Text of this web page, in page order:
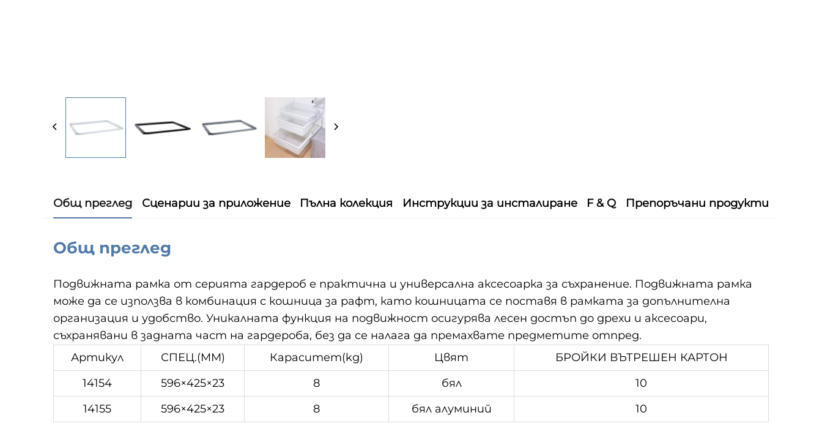
Общ преглед Сценарии за приложение Пълна колекция Инструкции за инсталиране F & Q Препоръчани продукти
Общ преглед
Подвижната рамка от серията гардероб е практична и универсална аксесоарка за съхранение. Подвижната рамка
може да се използва в комбинация с кошница за рафт, като кошницата се поставя в рамката за допълнителна
организация и удобство. Уникалната функция на подвижност осигурява лесен достъп до дрехи и аксесоари,
съхранявани в задната част на гардероба, без да се налага да премахвате предметите отпред.
Артикул
СПЕЦ.(MM) Кapacитeт(kg) Цвят
БРОЙКИ ВЪТРЕШЕН КАРТОН
14154
596×425×23 8 бял
10
14155
596×425×23 8 бял алуминий 10